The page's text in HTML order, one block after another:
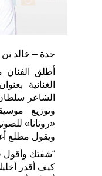
جدة – خالد
أطلق
الغنائية
الشاعر
وتوزيع
«روتانا»
ويقول مطلع
“شفتك
كيف أقدر